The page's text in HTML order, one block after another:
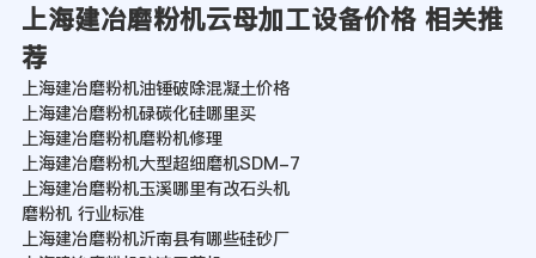
上海建冶磨粉机云母加工设备价格 相关推
荐
上海建冶磨粉机油锤破除混凝土价格
上海建冶磨粉机碌碳化硅哪里买
上海建冶磨粉机磨粉机修理
上海建冶磨粉机大型超细磨机SDM-7
上海建冶磨粉机玉溪哪里有改石头机
磨粉机 行业标准
上海建冶磨粉机沂南县有哪些硅砂厂